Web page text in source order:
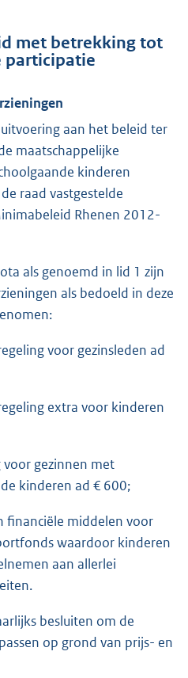
met betrekking tot
participatie
aan het beleid ter
maatschappelijke
kinderen
raad vastgestelde
Rhenen 2012-
als genoemd in lid 1 zijn
als bedoeld in deze
voor gezinsleden ad
extra voor kinderen
voor gezinnen met
kinderen ad € 600;
financiële middelen voor
waardoor kinderen
aan allerlei
besluiten om de
op grond van prijs- en